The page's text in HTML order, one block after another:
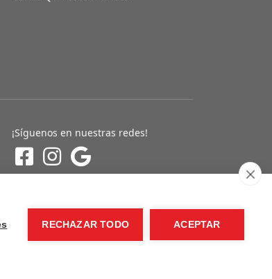
RECHAZAR TODO ACEPTAR
¡Síguenos en nuestras redes!